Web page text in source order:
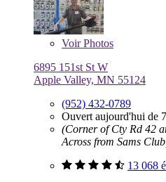
VoirPhotos
6895 151st St W
Apple Valley, MN 55124
(952) 432-0789
Ouvert aujourd'hui de
(Corner of Cty Rd 42
Across from Sams
13 068